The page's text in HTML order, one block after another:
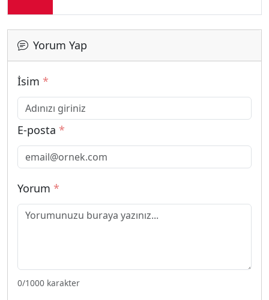
Yorum Yap
İsim *
E-posta *
Yorum *
0/1000 karakter